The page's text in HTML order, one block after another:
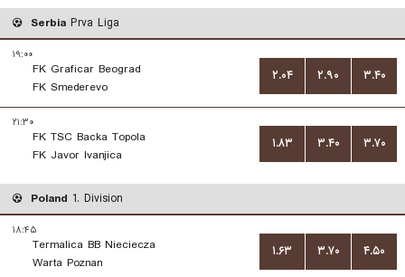
Serbia Prva Liga
۱۹:۰۰
FK Graficar Beograd
FK Smederevo
۲.۰۴ ۲.۹۰ ۳.۴۰
۲۱:۳۰
FK TSC Backa Topola
FK Javor Ivanjica
۱.۸۳ ۳.۴۰ ۳.۷۰
Poland 1. Division
۱۸:۴۵
Termalica BB Nieciecza
Warta Poznan
۱.۶۳ ۳.۷۰ ۴.۵۰